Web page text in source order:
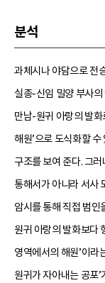
분석
과체시나 야담으로 전
실종-신임 밀양 부사
만남-원귀 아랑의 발
해원’으로 도식화할
구조를 보여 준다. 그
통해서가 아니라 서사
암시를 통해 직접 범
원귀 아랑의 발화보다
영역에서의 해원’이라
원귀가 자아내는 공포